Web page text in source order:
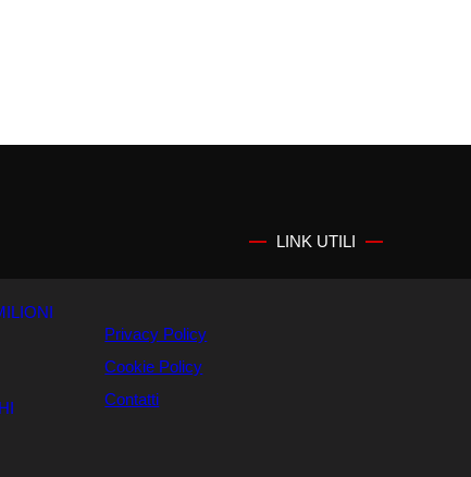
LINK UTILI
Privacy Policy
Cookie Policy
Contatti